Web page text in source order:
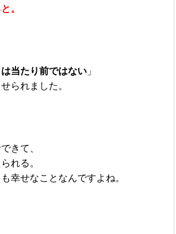
。
当たり前ではない 」
られました。
きて、
れる。
幸せなことなんですよね。